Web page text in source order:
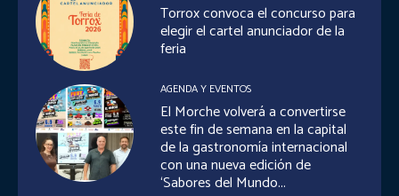
Torrox convoca el concurso para
elegir el cartel anunciador de la
feria
AGENDA Y EVENTOS
El Morche volverá a convertirse
este fin de semana en la capital
de la gastronomía internacional
con una nueva edición de
‘Sabores del Mundo...